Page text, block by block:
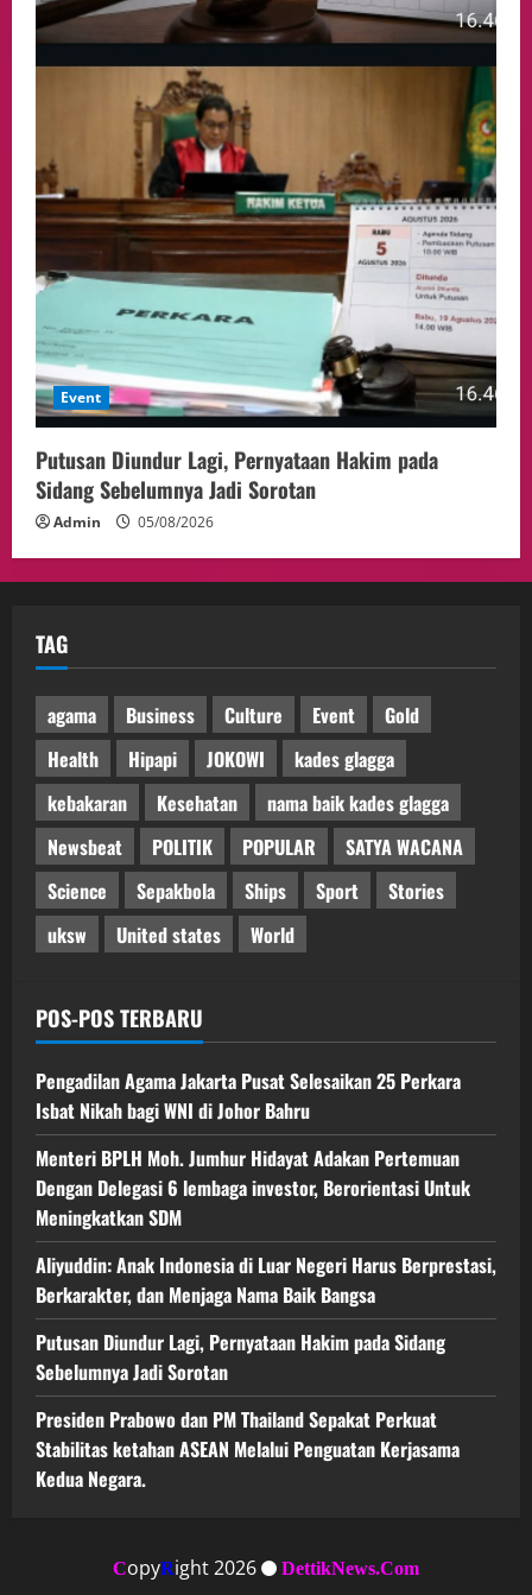
Event
Putusan Diundur Lagi, Pernyataan Hakim pada
Sidang Sebelumnya Jadi Sorotan
Admin 05/08/2026
TAG
agama Business Culture Event
Gold
Health
Hipapi JOKOWI
kades glagga
kebakaran
Kesehatan
nama baik kades glagga
Newsbeat
POLITIK POPULAR
SATYA WACANA
Science
Sepakbola Ships Sport
Stories
uksw
United states World
POS-POS TERBARU
Pengadilan Agama Jakarta Pusat Selesaikan 25 Perkara
Isbat Nikah bagi WNI di Johor Bahru
Menteri BPLH Moh. Jumhur Hidayat Adakan Pertemuan
Dengan Delegasi 6 lembaga investor, Berorientasi Untuk
Meningkatkan SDM
Aliyuddin: Anak Indonesia di Luar Negeri Harus Berprestasi,
Berkarakter, dan Menjaga Nama Baik Bangsa
Putusan Diundur Lagi, Pernyataan Hakim pada Sidang
Sebelumnya Jadi Sorotan
Presiden Prabowo dan PM Thailand Sepakat Perkuat
Stabilitas ketahan ASEAN Melalui Penguatan Kerjasama
Kedua Negara.
CopyRight 2026 DettikNews.Com